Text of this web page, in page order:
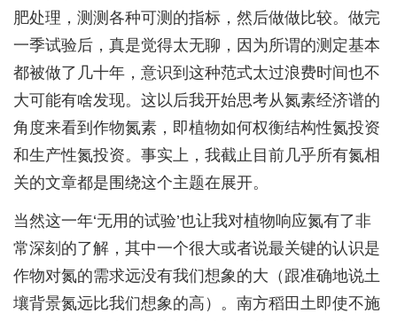
肥处理，测测各种可测的指标，然后做做比较。做完
一季试验后，真是觉得太无聊，因为所谓的测定基本
都被做了几十年，意识到这种范式太过浪费时间也不
大可能有啥发现。这以后我开始思考从氮素经济谱的
角度来看到作物氮素，即植物如何权衡结构性氮投资
和生产性氮投资。事实上，我截止目前几乎所有氮相
关的文章都是围绕这个主题在展开。
当然这一年‘无用的试验’也让我对植物响应氮有了非
常深刻的了解，其中一个很大或者说最关键的认识是
作物对氮的需求远没有我们想象的大（跟准确地说土
壤背景氮远比我们想象的高）。南方稻田土即使不施